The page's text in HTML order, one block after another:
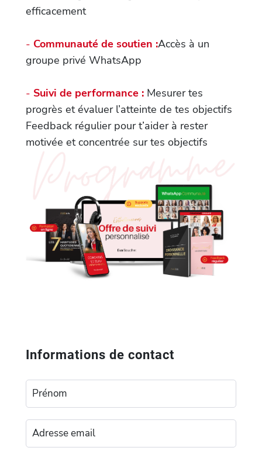
efficacement
- Communauté de soutien :Accès à un
groupe privé WhatsApp
- Suivi de performance : Mesurer tes
progrès et évaluer l’atteinte de tes objectifs
Feedback régulier pour t’aider à rester
motivée et concentrée sur tes objectifs
Informations de contact